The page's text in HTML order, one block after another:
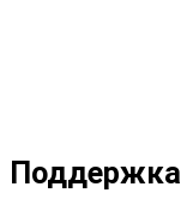
Поддержка